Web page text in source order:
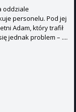
oddziale
personelu. Pod jej
Adam, który trafił
jednak problem – ....